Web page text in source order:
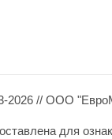
2026 // ООО
для